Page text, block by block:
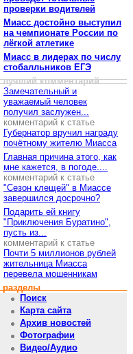
проверки водителей
Миасс достойно выступил
на чемпионате России по
лёгкой атлетике
Миасс в лидерах по числу
стобалльников ЕГЭ
лучший комментарий
Замечательный и
уважаемый человек
получил заслужен...
комментарий к статье
Губернатор вручил награду
почётному жителю Миасса
Главная причина этого, как
мне кажется, в погоде....
комментарий к статье
"Сезон клещей" в Миассе
завершился досрочно?
Подарить ей книгу
"Приключения Буратино",
пусть из...
комментарий к статье
Почти 5 миллионов рублей
жительница Миасса
перевела мошенникам
разделы
Поиск
Карта сайта
Архив новостей
Фотографии
Видео/Аудио